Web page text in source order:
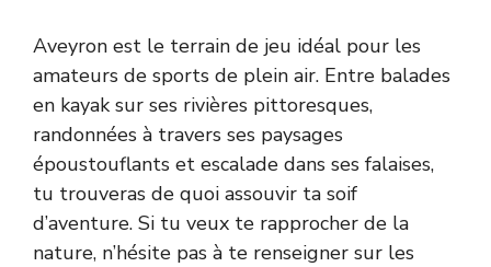
Aveyron est le terrain de jeu idéal pour les
amateurs de sports de plein air. Entre balades
en kayak sur ses rivières pittoresques,
randonnées à travers ses paysages
époustouflants et escalade dans ses falaises,
tu trouveras de quoi assouvir ta soif
d’aventure. Si tu veux te rapprocher de la
nature, n’hésite pas à te renseigner sur les